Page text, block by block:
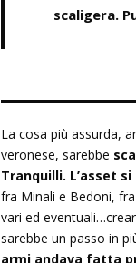
scaligera.
La cosa più assurda,
veronese, sarebbe
Tranquilli. L’asset
fra Minali e Bedoni,
vari ed
sarebbe un passo in
armi andava fatta